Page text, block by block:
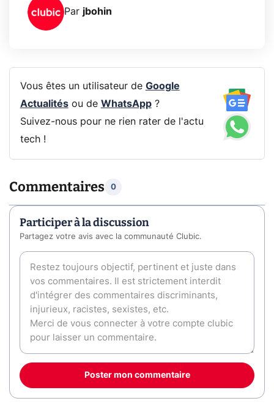
Par jbohin
Vous êtes un utilisateur de Google
Actualitésou de WhatsApp?
Suivez-nous pour ne rien rater de l'actu
tech !
Commentaires 0
Participer à la discussion
Partagez votre avis avec la communauté Clubic.
Poster mon commentaire